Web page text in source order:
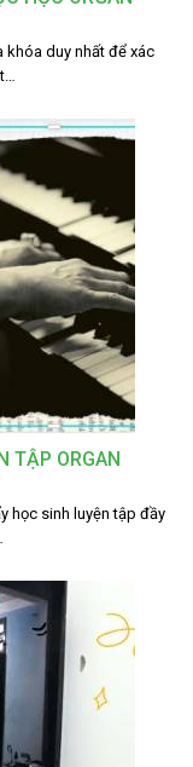
khóa duy nhất để xác
TẬP ORGAN
học sinh luyện tập đầy